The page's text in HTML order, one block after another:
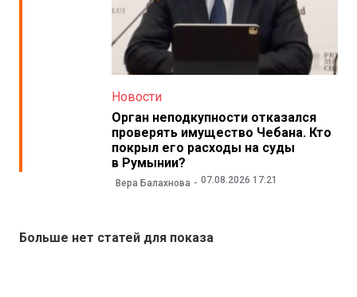
Новости
Орган неподкупности отказался
проверять имущество Чебана. Кто
покрыл его расходы на суды
в Румынии?
Вера Балахнова 07.08.2026 17:21
Больше нет статей для показа